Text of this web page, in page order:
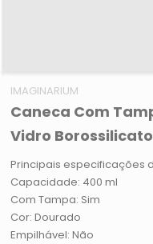
IMAGINARIUM
Caneca Com
Vidro
Principais especificações
Capacidade: 400 ml
Com Tampa: Sim
Cor: Dourado
Empilhável: Não